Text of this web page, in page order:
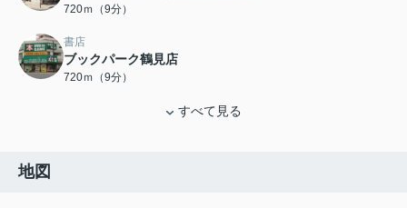
720ｍ（9分）
書店
ブックパーク鶴見店
720ｍ（9分）
すべて見る
地図